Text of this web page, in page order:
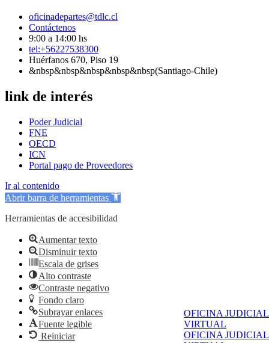
OFICINA JUDICIAL
VIRTUAL
OFICINA JUDICIAL
oficinadepartes@tdlc.cl
Contáctenos
9:00 a 14:00 hs
tel:+56227538300
Huérfanos 670, Piso 19
&nbsp&nbsp&nbsp&nbsp&nbsp(Santiago-Chile)
link de interés
Poder Judicial
FNE
OECD
ICN
Portal pago de Proveedores
Ir al contenido
Abrir barra de herramientas
Herramientas de accesibilidad
Aumentar texto
Disminuir texto
Escala de grises
Alto contraste
Contraste negativo
Fondo claro
Subrayar enlaces
Fuente legible
Reiniciar